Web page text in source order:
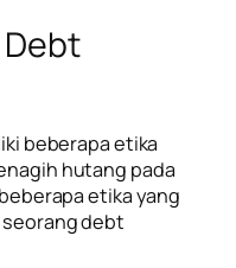
beberapa etika
hutang pada
etika yang
debt